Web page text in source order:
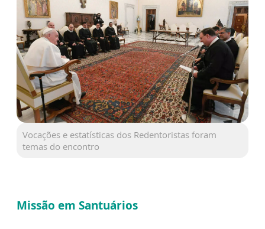
Vocações e estatísticas dos Redentoristas foram
temas do encontro
Missão em Santuários